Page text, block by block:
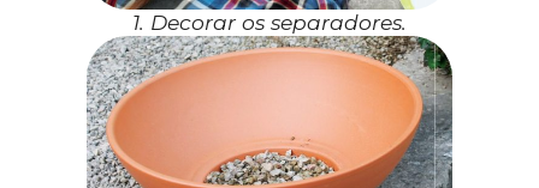
1. Decorar os separadores.